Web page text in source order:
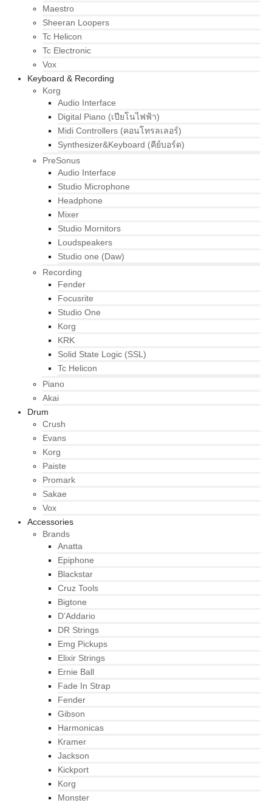
Maestro
Sheeran Loopers
Tc Helicon
Tc Electronic
Vox
Keyboard & Recording
Korg
Audio Interface
Digital Piano (เปียโนไฟฟ้า)
Midi Controllers (คอนโทรลเลอร์)
Synthesizer&Keyboard (คีย์บอร์ด)
PreSonus
Audio Interface
Studio Microphone
Headphone
Mixer
Studio Mornitors
Loudspeakers
Studio one (Daw)
Recording
Fender
Focusrite
Studio One
Korg
KRK
Solid State Logic (SSL)
Tc Helicon
Piano
Akai
Drum
Crush
Evans
Korg
Paiste
Promark
Sakae
Vox
Accessories
Brands
Anatta
Epiphone
Blackstar
Cruz Tools
Bigtone
D’Addario
DR Strings
Emg Pickups
Elixir Strings
Ernie Ball
Fade In Strap
Fender
Gibson
Harmonicas
Kramer
Jackson
Kickport
Korg
Monster